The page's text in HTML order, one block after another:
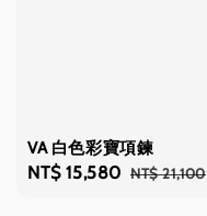
VA 白色彩寶項鍊
Sale
NT$ 15,580 Regular
NT$ 21,100